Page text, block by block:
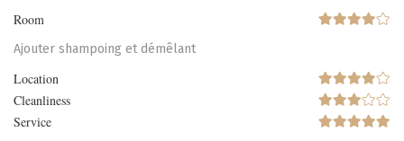
Room
Ajouter shampoing et démêlant
Location
Cleanliness
Service